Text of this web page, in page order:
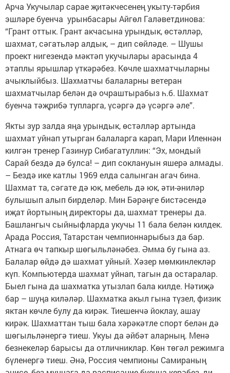
Арча Укучылар сарае җитәкчесенең укыту-тәрбия
эшләре буенча урынбасары Айгөл Галәветдинова:
“Грант оттык. Грант акчасына урындык, өстәлләр,
шахмат, сәгатьләр алдык, – дип сөйләде. – Шушы
проект нигезендә мәктәп укучылары арасында 4
этаплы ярышлар үткәрәбез. Көчле шахматчыларны
ачыклыйбыз. Шахматчы балаларны ветеран
шахматчылар белән дә очраштырабыз һ.б. Шахмат
буенча тәҗрибә тупларга, үсәргә дә үсәргә әле”.
Якты зур залда яңа урындык, өстәлләр артында
шахмат уйнап утырган балаларга карап, Мари Иленнән
килгән тренер Газинур Сибагатуллин: “Эх, мондый
Сарай бездә дә булса! – дип соклануын яшерә алмады.
– Бездә ике катлы 1969 елда салынган агач бина.
Шахмат та, сәгате дә юк, мебель дә юк, әти-әниләр
булышып алып бирделәр. Мин Бәрәңге бистәсендә
иҗат йортының директоры да, шахмат тренеры да.
Башлангыч сыйныфларда укучы 11 бала белән килдек.
Арада Россия, Татарстан чемпионнарыбыз да бар.
Атнага өч тапкыр шөгыльләнәбез. Әмма бу гына аз.
Балалар өйдә дә шахмат уйный. Хәзер мөмкинлекләр
күп. Компьютерда шахмат уйнап, тагын да остаралар.
Быел гына да шахматка утызлап бала килде. Нәтиҗә
бар – шуңа киләләр. Шахматка акыл гына түзел, физик
яктан көчле булу да кирәк. Тиешенчә йоклау, ашау
кирәк. Шахматтан тыш бала хәрәкәтле спорт белән дә
шөгыльләнергә тиеш. Укуы да әйбәт аларның. Менә
безнекеләр барысы да отличниклар. Көн төгәл режимга
бүленергә тиеш. Әнә, Россия чемпионы Самираның